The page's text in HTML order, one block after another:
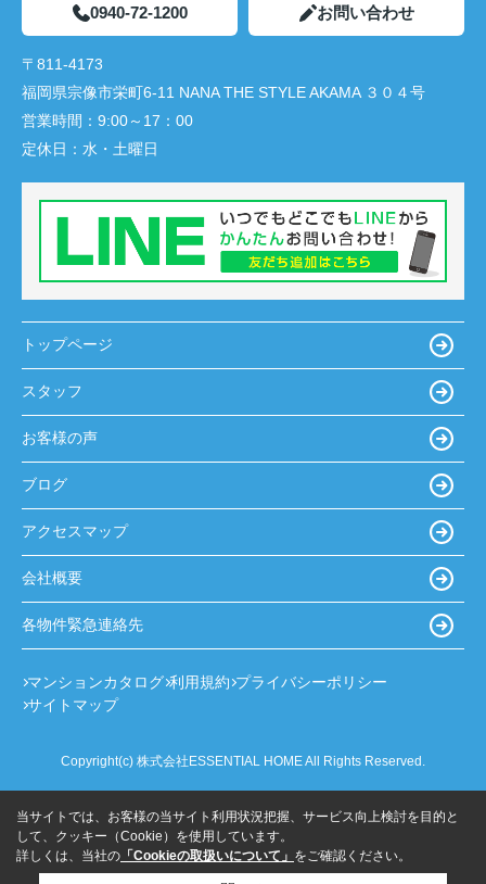
0940-72-1200 お問い合わせ
〒811-4173
福岡県宗像市栄町6-11 NANA THE STYLE AKAMA ３０４号
営業時間： 9:00～17：00
定休日： 水・土曜日
トップページ
スタッフ
お客様の声
ブログ
アクセスマップ
会社概要
各物件緊急連絡先
マンションカタログ 利用規約 プライバシーポリシー
サイトマップ
Copyright(c) 株式会社ESSENTIAL HOME All Rights Reserved.
当サイトでは、お客様の当サイト利用状況把握、サービス向上検討を目的と
して、クッキー（Cookie）を使用しています。
詳しくは、当社の 「Cookieの取扱いについて」 をご確認ください。